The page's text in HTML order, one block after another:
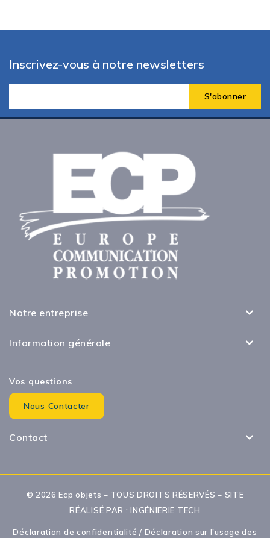
Inscrivez-vous à notre newsletters
Notre entreprise
Information générale
Vos questions
Nous Contacter
Contact
© 2026 Ecp objets – TOUS DROITS RÉSERVÉS – SITE
RÉALISÉ PAR :INGÉNIERIE TECH
Déclaration de confidentialité / Déclaration sur l'usage des